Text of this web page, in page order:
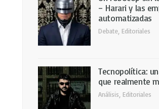
– Harari y las
automatizadas
Debate Editoriales
Tecnopolítica:
que realmente
Análisis, Editoriales